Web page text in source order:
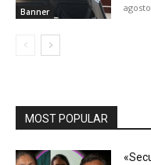
Banner
MOST POPULAR